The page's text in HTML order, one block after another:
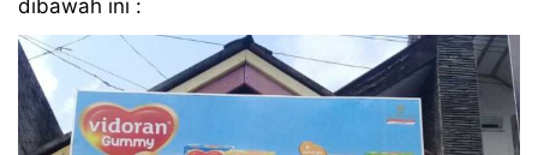
dibawah ini :